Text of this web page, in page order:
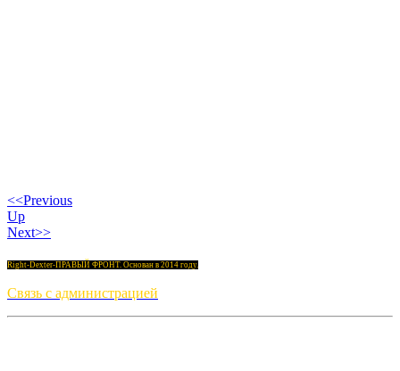
<<Previous
Up
Next>>
Right-Dexter-ПРАВЫЙ ФРОНТ. Основан в 2014 году.
Связь с администрацией